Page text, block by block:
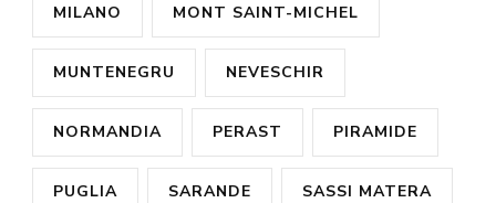
MILANO MONT SAINT-MICHEL
MUNTENEGRU NEVESCHIR
NORMANDIA PERAST PIRAMIDE
PUGLIA SARANDE SASSI MATERA